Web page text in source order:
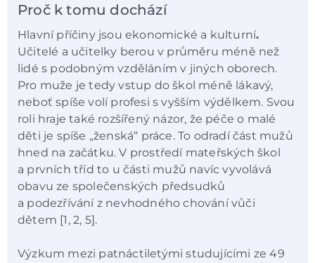
Proč k tomu dochází
Hlavní příčiny jsou ekonomické a kulturní.
Učitelé a učitelky berou v průměru méně než
lidé s podobným vzděláním v jiných oborech.
Pro muže je tedy vstup do škol méně lákavý,
neboť spíše volí profesi s vyšším výdělkem. Svou
roli hraje také rozšířený názor, že péče o malé
děti je spíše „ženská“ práce. To odradí část mužů
hned na začátku. V prostředí mateřských škol
a prvních tříd to u části mužů navíc vyvolává
obavu ze společenských předsudků
a podezřívání z nevhodného chování vůči
dětem [1, 2, 5].
Výzkum mezi patnáctiletými studujícími ze 49